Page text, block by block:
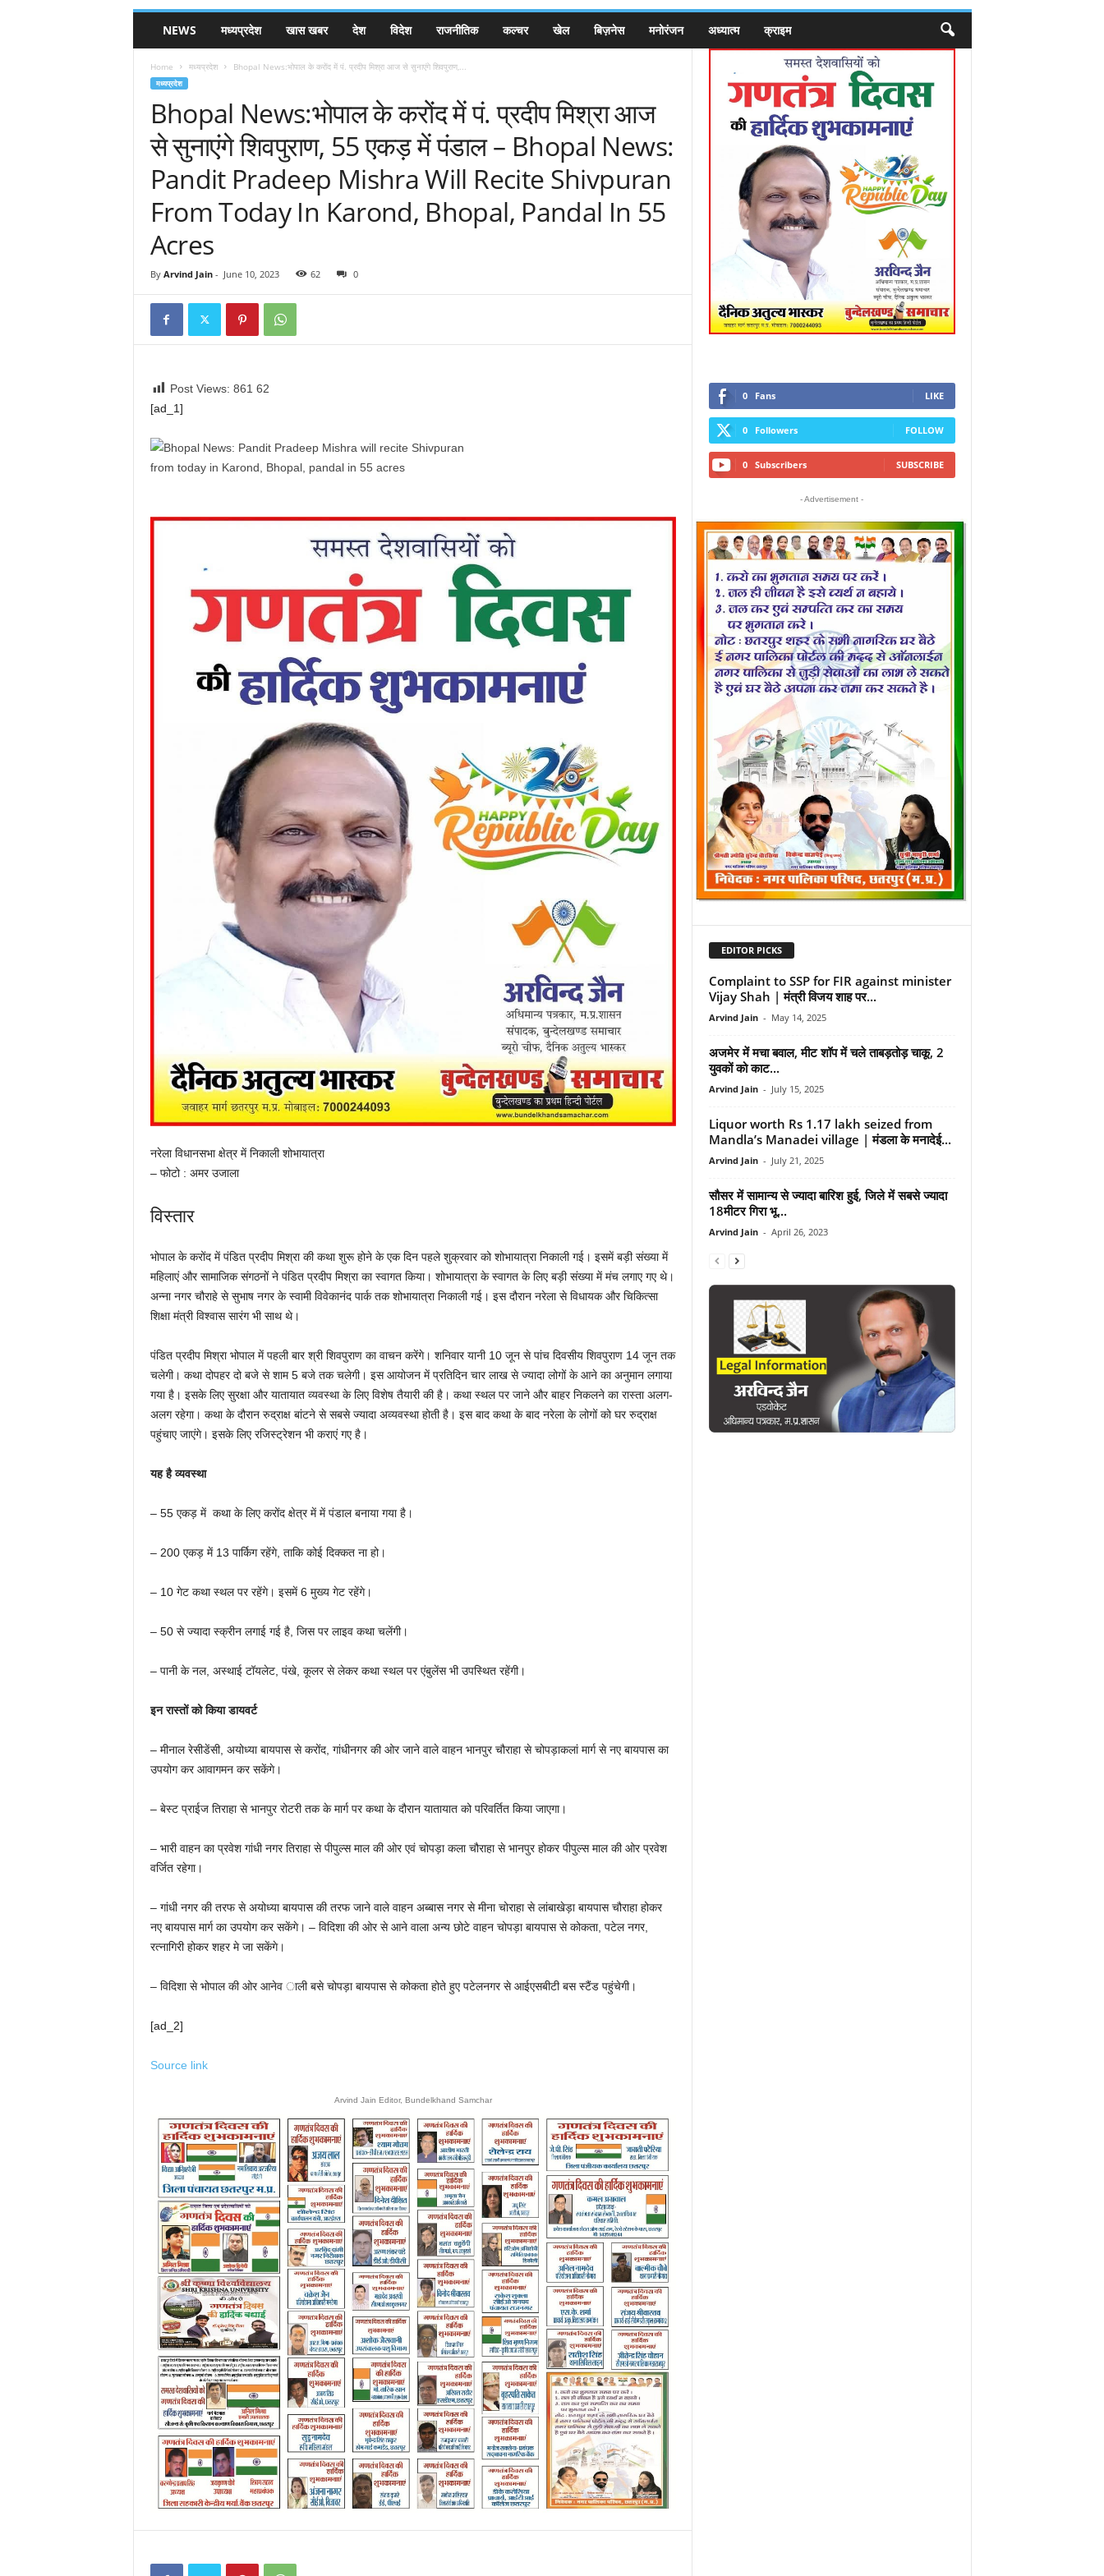
NEWS मध्यप्रदेश खास खबर देश विदेश राजनीतिक कल्चर खेल बिज़नेस मनोरंजन अध्यात्म क्राइम
Home मध्यप्रदेश Bhopal News:भोपाल के करोंद में पं. प्रदीप मिश्रा आज से सुनाएंगे शिवपुराण,...
मध्यप्रदेश
Bhopal News:भोपाल के करोंद में पं. प्रदीप मिश्रा आज
से सुनाएंगे शिवपुराण, 55 एकड़ में पंडाल – Bhopal News:
Pandit Pradeep Mishra Will Recite Shivpuran
From Today In Karond, Bhopal, Pandal In 55
Acres
By Arvind Jain- June 10, 2023 62 0
Post Views: 861 62
[ad_1]
नरेला विधानसभा क्षेत्र में निकाली शोभायात्रा
– फोटो : अमर उजाला
विस्तार
भोपाल के करोंद में पंडित प्रदीप मिश्रा की कथा शुरू होने के एक दिन पहले शुक्रवार को शोभायात्रा निकाली गई। इसमें बड़ी संख्या में
महिलाएं और सामाजिक संगठनों ने पंडित प्रदीप मिश्रा का स्वागत किया। शोभायात्रा के स्वागत के लिए बड़ी संख्या में मंच लगाए गए थे।
अन्ना नगर चौराहे से सुभाष नगर के स्वामी विवेकानंद पार्क तक शोभायात्रा निकाली गई। इस दौरान नरेला से विधायक और चिकित्सा
शिक्षा मंत्री विश्वास सारंग भी साथ थे।
पंडित प्रदीप मिश्रा भोपाल में पहली बार श्री शिवपुराण का वाचन करेंगे। शनिवार यानी 10 जून से पांच दिवसीय शिवपुराण 14 जून तक
चलेगी। कथा दोपहर दो बजे से शाम 5 बजे तक चलेगी। इस आयोजन में प्रतिदिन चार लाख से ज्यादा लोगों के आने का अनुमान लगाया
गया है। इसके लिए सुरक्षा और यातायात व्यवस्था के लिए विशेष तैयारी की है। कथा स्थल पर जाने और बाहर निकलने का रास्ता अलग-
अलग रहेगा। कथा के दौरान रुद्राक्ष बांटने से सबसे ज्यादा अव्यवस्था होती है। इस बाद कथा के बाद नरेला के लोगों को घर रुद्राक्ष
पहुंचाए जाएंगे। इसके लिए रजिस्ट्रेशन भी कराएं गए है।
यह है व्यवस्था
– 55 एकड़ में कथा के लिए करोंद क्षेत्र में में पंडाल बनाया गया है।
– 200 एकड़ में 13 पार्किग रहेंगे, ताकि कोई दिक्कत ना हो।
– 10 गेट कथा स्थल पर रहेंगे। इसमें 6 मुख्य गेट रहेंगे।
– 50 से ज्यादा स्क्रीन लगाई गई है, जिस पर लाइव कथा चलेंगी।
– पानी के नल, अस्थाई टॉयलेट, पंखे, कूलर से लेकर कथा स्थल पर एंबुलेंस भी उपस्थित रहेंगी।
इन रास्तों को किया डायवर्ट
– मीनाल रेसीडेंसी, अयोध्या बायपास से करोंद, गांधीनगर की ओर जाने वाले वाहन भानपुर चौराहा से चोपड़ाकलां मार्ग से नए बायपास का
उपयोग कर आवागमन कर सकेंगे।
– बेस्ट प्राईज तिराहा से भानपुर रोटरी तक के मार्ग पर कथा के दौरान यातायात को परिवर्तित किया जाएगा।
– भारी वाहन का प्रवेश गांधी नगर तिराहा से पीपुल्स माल की ओर एवं चोपड़ा कला चौराहा से भानपुर होकर पीपुल्स माल की ओर प्रवेश
वर्जित रहेगा।
– गांधी नगर की तरफ से अयोध्या बायपास की तरफ जाने वाले वाहन अब्बास नगर से मीना चोराहा से लांबाखेड़ा बायपास चौराहा होकर
नए बायपास मार्ग का उपयोग कर सकेंगे। – विदिशा की ओर से आने वाला अन्य छोटे वाहन चोपड़ा बायपास से कोकता, पटेल नगर,
रत्नागिरी होकर शहर मे जा सकेंगे।
– विदिशा से भोपाल की ओर आनेव ाली बसे चोपड़ा बायपास से कोकता होते हुए पटेलनगर से आईएसबीटी बस स्टैंड पहुंचेगी।
[ad_2]
Source link
Arvind Jain Editor, Bundelkhand Samchar
0 Fans LIKE
0 Followers FOLLOW
0 Subscribers SUBSCRIBE
- Advertisement -
EDITOR PICKS
Complaint to SSP for FIR against minister
Vijay Shah | मंत्री विजय शाह पर...
Arvind Jain - May 14, 2025
अजमेर में मचा बवाल, मीट शॉप में चले ताबड़तोड़ चाकू, 2
युवकों को काट...
Arvind Jain - July 15, 2025
Liquor worth Rs 1.17 lakh seized from
Mandla’s Manadei village | मंडला के मनादेई...
Arvind Jain - July 21, 2025
सौसर में सामान्य से ज्यादा बारिश हुई, जिले में सबसे ज्यादा
18मीटर गिरा भू...
Arvind Jain - April 26, 2023